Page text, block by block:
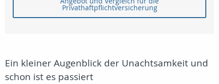
Privathaftpflichtversicherung
Ein kleiner Augenblick der Unachtsamkeit und
schon ist es passiert